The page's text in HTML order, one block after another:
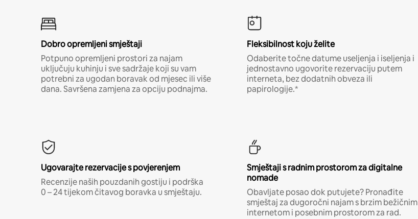
Dobro opremljeni smještaji
Potpuno opremljeni prostori za najam
uključuju kuhinju i sve sadržaje koji su vam
potrebni za ugodan boravak od mjesec ili više
dana. Savršena zamjena za opciju podnajma.
Fleksibilnost koju želite
Odaberite točne datume useljenja i iseljenja i
jednostavno ugovorite rezervaciju putem
interneta, bez dodatnih obveza ili
papirologije.*
Ugovarajte rezervacije s povjerenjem
Recenzije naših pouzdanih gostiju i podrška
0 – 24 tijekom čitavog boravka u smještaju.
Smještaji s radnim prostorom za digitalne
nomade
Obavljate posao dok putujete? Pronađite
smještaj za dugoročni najam s brzim bežičnim
internetom i posebnim prostorom za rad.